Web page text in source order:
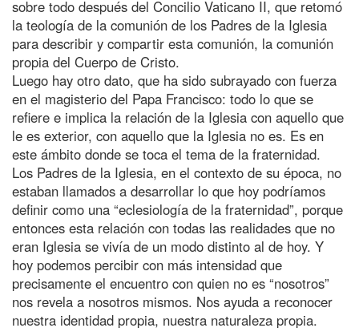
sobre todo después del Concilio Vaticano II, que retomó
la teología de la comunión de los Padres de la Iglesia
para describir y compartir esta comunión, la comunión
propia del Cuerpo de Cristo.
Luego hay otro dato, que ha sido subrayado con fuerza
en el magisterio del Papa Francisco: todo lo que se
refiere e implica la relación de la Iglesia con aquello que
le es exterior, con aquello que la Iglesia no es. Es en
este ámbito donde se toca el tema de la fraternidad.
Los Padres de la Iglesia, en el contexto de su época, no
estaban llamados a desarrollar lo que hoy podríamos
definir como una “eclesiología de la fraternidad”, porque
entonces esta relación con todas las realidades que no
eran Iglesia se vivía de un modo distinto al de hoy. Y
hoy podemos percibir con más intensidad que
precisamente el encuentro con quien no es “nosotros”
nos revela a nosotros mismos. Nos ayuda a reconocer
nuestra identidad propia, nuestra naturaleza propia.